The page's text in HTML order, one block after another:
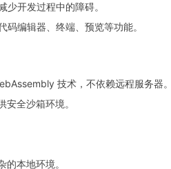
少开发过程中的障碍。
码编辑器、终端、预览等功能。
技术，不依赖远程服务器。
全沙箱环境。
本地环境。